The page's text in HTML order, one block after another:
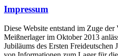
Impressum
Diese Website entstand im Zuge der
Meißnerlager im Oktober 2013
Jubiläums des Ersten Freideutschen